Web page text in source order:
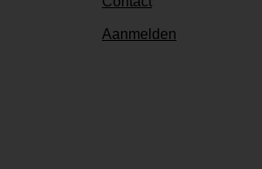
Aanmelden